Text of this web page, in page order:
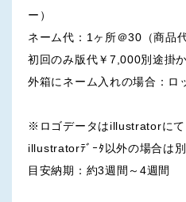
ー）
ネーム代：1ヶ所＠30（商品
初回のみ版代￥7,000別途掛か
外箱にネーム入れの場合：ロ
※ロゴデータはillustratorにて
illustratorﾃﾞｰﾀ以外の場合は
目安納期：約3週間～4週間